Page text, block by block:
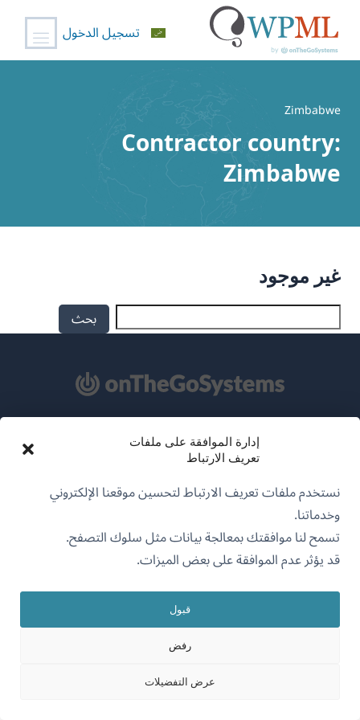
إدارة الموافقة على ملفات
تعريف الارتباط
نستخدم ملفات تعريف الارتباط لتحسين موقعنا الإلكتروني
وخدماتنا.
تسمح لنا موافقتك بمعالجة بيانات مثل سلوك التصفح.
قد يؤثر عدم الموافقة على بعض الميزات.
قبول
رفض
عرض التفضيلات
تسجيل الدخول
Zimbabwe
Contractor country:
Zimbabwe
غير موجود
OnTheGoSystems Limited
العربية
عن WPML
انضم إلى فريقنا(يفتح
في
نافذة
جديدة)
(يفتح
في
نافذة
جديدة)
(يفتح
في
نافذة
جديدة)
(يفتح
في
جديدة)